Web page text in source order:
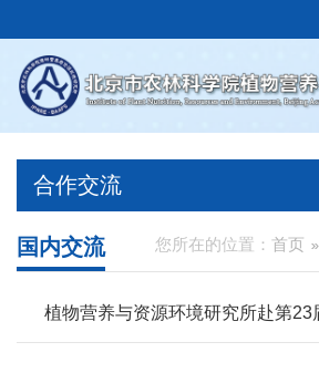
合作交流
您所在的位置： 首页
国内交流
植物营养与资源环境研究所赴第23